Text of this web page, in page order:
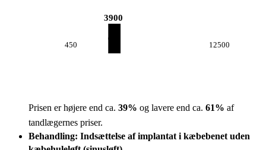
450
3900
12500
Prisen er højere end ca. 39% og lavere end ca. 61% af
tandlægernes priser.
Behandling: Indsættelse af implantat i kæbebenet uden